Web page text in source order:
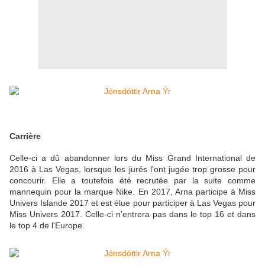
Carrière
Celle-ci a dû abandonner lors du Miss Grand International de
2016 à Las Vegas, lorsque les jurés l'ont jugée trop grosse pour
concourir. Elle a toutefois été recrutée par la suite comme
mannequin pour la marque Nike. En 2017, Arna participe à Miss
Univers Islande 2017 et est élue pour participer à Las Vegas pour
Miss Univers 2017. Celle-ci n'entrera pas dans le top 16 et dans
le top 4 de l'Europe.